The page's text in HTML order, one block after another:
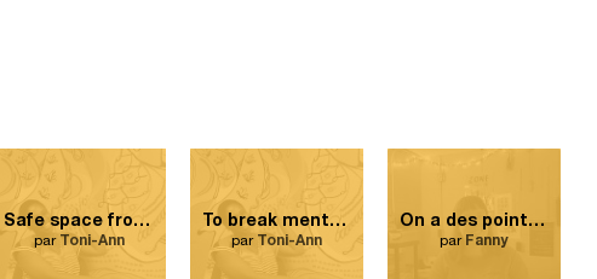
Safe space from masculine energy.
par Toni-Ann
To break mental and social boundaries.
par Toni-Ann
On a des points communs, bâtissons là-dessus.
par Fanny